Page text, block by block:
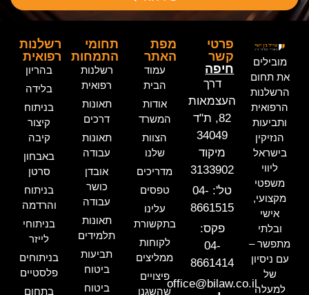
מובילים
את תחום
הרשלנות
הרפואית
ותביעות
הנזיקין
בישראל
ליווי
משפטי
מקצועי,
אישי
ובלתי
מתפשר –
עם ניסיון
של
למעלה
מפת
האתר
עמוד
הבית
אודות
המשרד
הצוות
שלנו
מדריכים
טפסים
עלינו
בתקשורת
לקוחות
ממליצים
פיצויים
שהשגנו
תחומי
התמחות
רשלנות
רפואית
תאונות
דרכים
תאונות
עבודה
אובדן
כושר
עבודה
תאונות
תלמידים
תביעות
ביטוח
ביטוח
רשלנות
רפואית
בהריון
בלידה
בניתוח
קיצור
קיבה
באבחון
סרטן
בניתוח
והרדמה
בניתוחי
לייזר
בניתוחים
פלסטיים
בתחום
פרטי
קשר
חיפה
דרך
העצמאות
82, ת"ד
34049
מיקוד
3133902
טל': 04-
8661515
פקס:
04-
8661414
office@bilaw.co.il